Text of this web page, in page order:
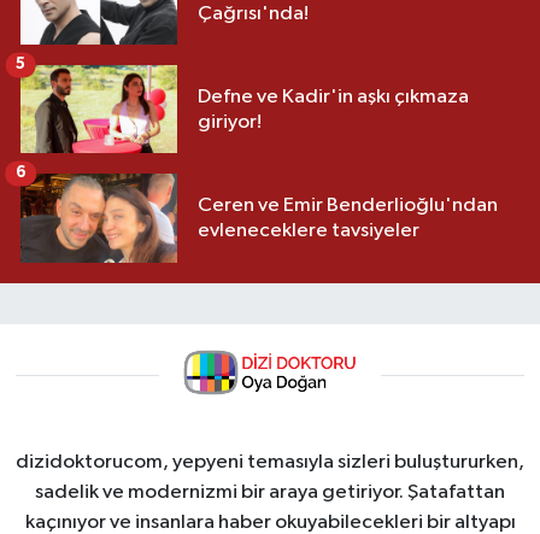
Çağrısı'nda!
Defne ve Kadir'in aşkı çıkmaza
giriyor!
5
Ceren ve Emir Benderlioğlu'ndan
evleneceklere tavsiyeler
6
dizidoktorucom, yepyeni temasıyla sizleri buluştururken,
sadelik ve modernizmi bir araya getiriyor. Şatafattan
kaçınıyor ve insanlara haber okuyabilecekleri bir altyapı